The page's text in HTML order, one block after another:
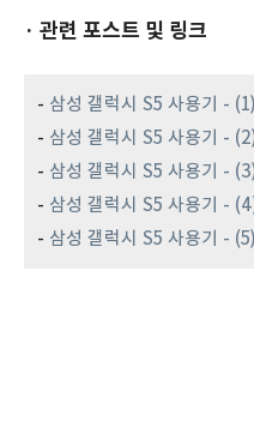
· 관련 포스트 및 링크
- 삼성 갤럭시 S5 사용기 -
- 삼성 갤럭시 S5 사용기 -
- 삼성 갤럭시 S5 사용기 -
- 삼성 갤럭시 S5 사용기 -
- 삼성 갤럭시 S5 사용기 -